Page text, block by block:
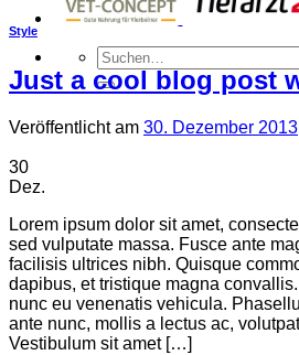
Suchen
nach:
Style
Just a cool blog post
Veröffentlicht am 30. Dezember 2013
30
Dez.
Lorem ipsum dolor sit amet,
sed vulputate massa. Fusce ante
facilisis ultrices nibh. Quisque
dapibus, et tristique magna
nunc eu venenatis vehicula.
ante nunc, mollis a lectus ac,
Vestibulum sit amet […]